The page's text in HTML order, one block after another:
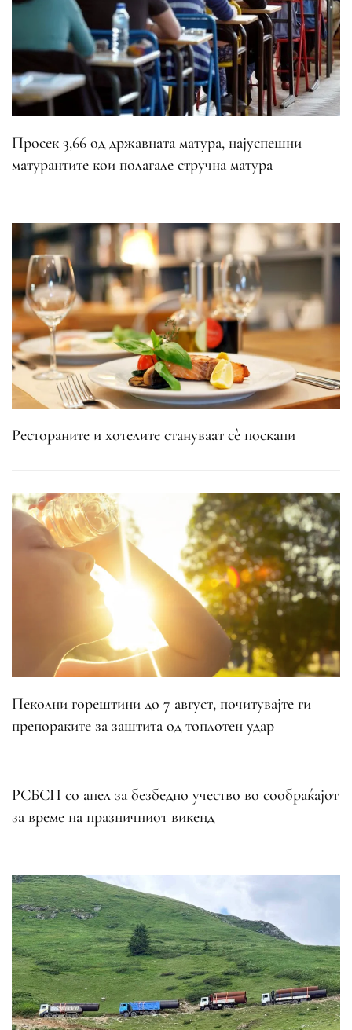
Просек 3,66 од државната матура, најуспешни
матурантите кои полагале стручна матура
Рестораните и хотелите стануваат сè поскапи
Пеколни горештини до 7 август, почитувајте ги
препораките за заштита од топлотен удар
РСБСП со апел за безбедно учество во сообраќајот
за време на празничниот викенд